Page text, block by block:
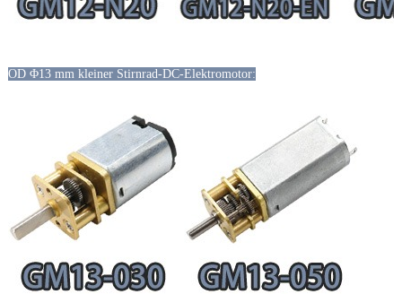
OD Φ13 mm kleiner Stirnrad-DC-Elektromotor: